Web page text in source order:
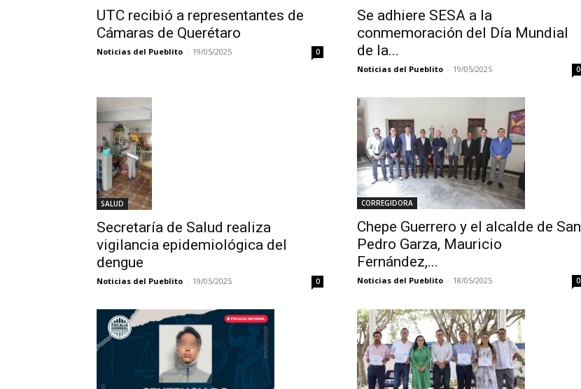
UTC recibió a representantes de
Cámaras de Querétaro
Noticias del Pueblito - 19/05/2025 0
Se adhiere SESA a la
conmemoración del Día Mundial
de la...
Noticias del Pueblito - 19/05/2025 0
SALUD
Secretaría de Salud realiza
vigilancia epidemiológica del
dengue
Noticias del Pueblito - 19/05/2025 0
CORREGIDORA
Chepe Guerrero y el alcalde de San
Pedro Garza, Mauricio
Fernández,...
Noticias del Pueblito - 18/05/2025 0